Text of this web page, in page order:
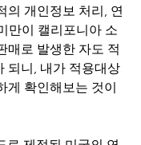
의 개인정보 처리, 연
만이 캘리포니아 소
매로 발생한 자도 적
되니, 내가 적용대상
게 확인해보는 것이